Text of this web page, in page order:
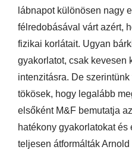
lábnapot különösen nagy
félredobásával várt azért,
fizikai korlátait. Ugyan
gyakorlatot, csak kevesen
intenzitásra. De
tökösek, hogy legalább
elsőként M&F bemutatja
hatékony gyakorlatokat
teljesen átformálták Arnold